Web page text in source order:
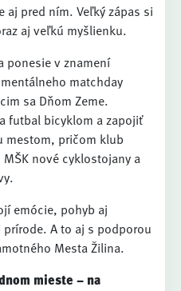
aj pred ním. Veľký zápas si
aj veľkú myšlienku.
ponesie v znamení
matchday
sa Dňom Zeme.
futbal bicyklom a zapojiť
mestom, pričom klub
nové cyklostojany a
emócie, pohyb aj
A to aj s podporou
Mesta Žilina.
mieste – na